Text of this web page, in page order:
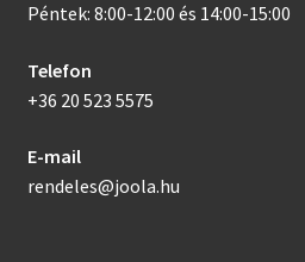
Péntek: 8:00-12:00 és 14:00-15:00
Telefon
+36 20 523 5575
E-mail
rendeles@joola.hu